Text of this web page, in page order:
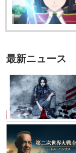
最新ニュース